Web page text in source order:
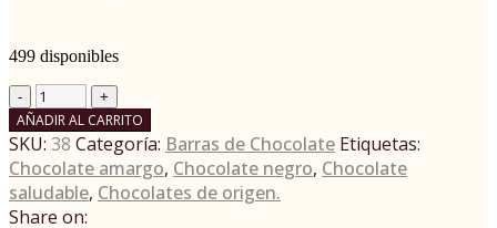
499 disponibles
AÑADIR AL CARRITO
SKU: 38 Categoría: Barras de Chocolate Etiquetas:
Chocolate amargo, Chocolate negro, Chocolate
saludable, Chocolates de origen.
Share on: